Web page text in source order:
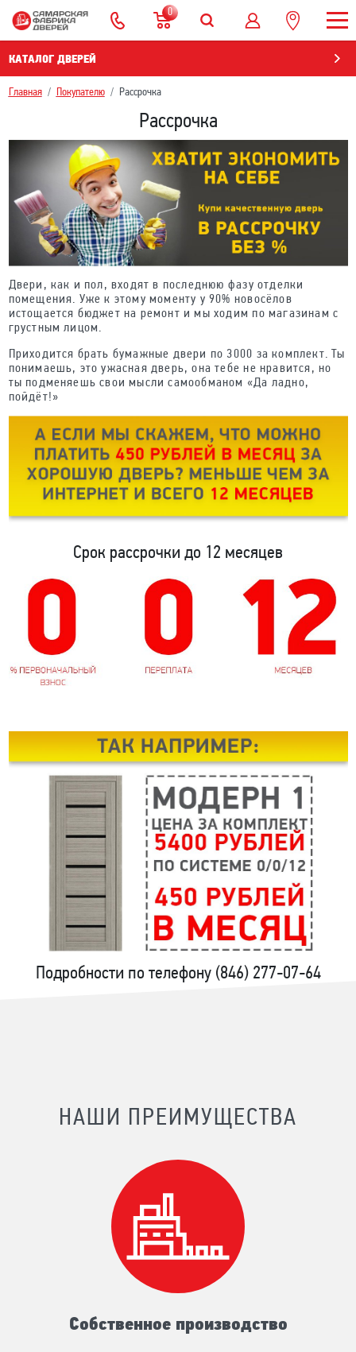
0
КАТАЛОГ ДВЕРЕЙ
Главная Покупателю Рассрочка
Рассрочка
Двери, как и пол, входят в последнюю фазу отделки
помещения. Уже к этому моменту у 90% новосёлов
истощается бюджет на ремонт и мы ходим по магазинам с
грустным лицом.
Приходится брать бумажные двери по 3000 за комплект. Ты
понимаешь, это ужасная дверь, она тебе не нравится, но
ты подменяешь свои мысли самообманом «Да ладно,
пойдёт!»
Срок рассрочки до 12 месяцев
Подробности по телефону (846) 277-07-64
НАШИ ПРЕИМУЩЕСТВА
Собственное производство